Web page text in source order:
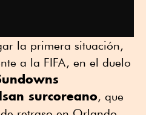
la primera situación,
a la FIFA, en el duelo
surcoreano, que